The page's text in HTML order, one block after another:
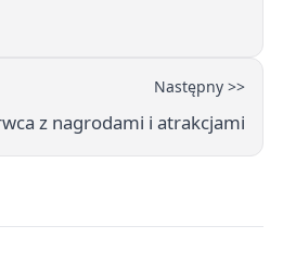
Następny >>
z nagrodami i atrakcjami